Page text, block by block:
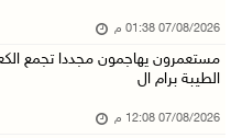
محافظة القدس: انسحاب
الطقس: أجواء صافية صيفية
07/آب/2026 08:15 ص
07/08/2026 01:38 م
مستعمرون يهاجمون مجددا تجمع
الطيبة برام ال
07/08/2026 12:08 م